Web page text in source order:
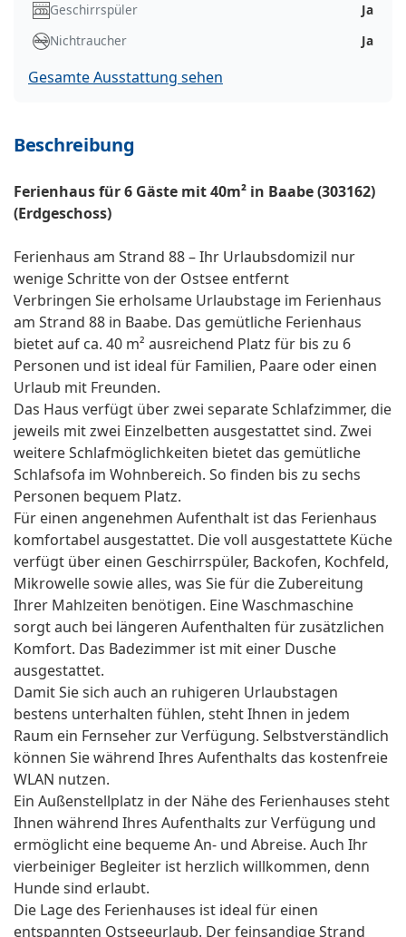
Geschirrspüler
Ja
Nichtraucher
Ja
Gesamte Ausstattung sehen
Beschreibung
Ferienhaus für 6 Gäste mit 40m² in Baabe (303162)
(Erdgeschoss)
Ferienhaus am Strand 88 – Ihr Urlaubsdomizil nur
wenige Schritte von der Ostsee entfernt
Verbringen Sie erholsame Urlaubstage im Ferienhaus
am Strand 88 in Baabe. Das gemütliche Ferienhaus
bietet auf ca. 40 m² ausreichend Platz für bis zu 6
Personen und ist ideal für Familien, Paare oder einen
Urlaub mit Freunden.
Das Haus verfügt über zwei separate Schlafzimmer, die
jeweils mit zwei Einzelbetten ausgestattet sind. Zwei
weitere Schlafmöglichkeiten bietet das gemütliche
Schlafsofa im Wohnbereich. So finden bis zu sechs
Personen bequem Platz.
Für einen angenehmen Aufenthalt ist das Ferienhaus
komfortabel ausgestattet. Die voll ausgestattete Küche
verfügt über einen Geschirrspüler, Backofen, Kochfeld,
Mikrowelle sowie alles, was Sie für die Zubereitung
Ihrer Mahlzeiten benötigen. Eine Waschmaschine
sorgt auch bei längeren Aufenthalten für zusätzlichen
Komfort. Das Badezimmer ist mit einer Dusche
ausgestattet.
Damit Sie sich auch an ruhigeren Urlaubstagen
bestens unterhalten fühlen, steht Ihnen in jedem
Raum ein Fernseher zur Verfügung. Selbstverständlich
können Sie während Ihres Aufenthalts das kostenfreie
WLAN nutzen.
Ein Außenstellplatz in der Nähe des Ferienhauses steht
Ihnen während Ihres Aufenthalts zur Verfügung und
ermöglicht eine bequeme An- und Abreise. Auch Ihr
vierbeiniger Begleiter ist herzlich willkommen, denn
Hunde sind erlaubt.
Die Lage des Ferienhauses ist ideal für einen
entspannten Ostseeurlaub. Der feinsandige Strand